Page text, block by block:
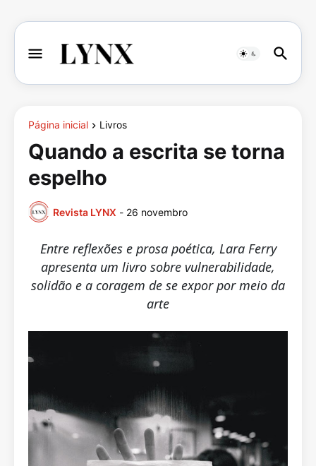
Página inicial Livros
Quando a escrita se torna
espelho
Revista LYNX - 26 novembro
Entre reflexões e prosa poética, Lara Ferry
apresenta um livro sobre vulnerabilidade,
solidão e a coragem de se expor por meio da
arte